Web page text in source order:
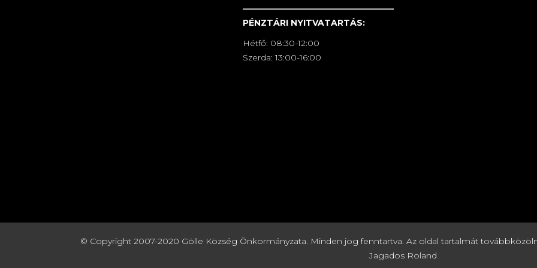
PÉNZTÁRI NYITVATARTÁS:
Hétfő: 08:30-12:00
Szerda: 13:00-16:00
© Copyright 2007-2020 Gölle Község Önkormányzata. Minden jog fenntartva. Az oldal tartalmát
Jagados Roland